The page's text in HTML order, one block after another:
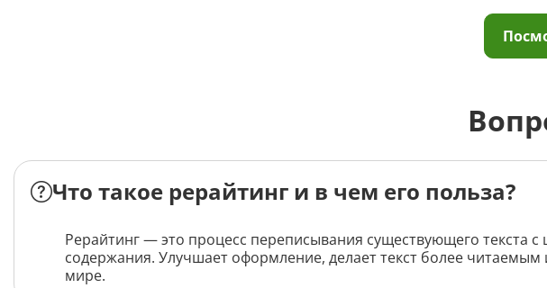
Что такое рерайтинг и в чем его польза?
Рерайтинг — это процесс переписывания существующего текста
содержания. Улучшает оформление, делает текст более
мире.